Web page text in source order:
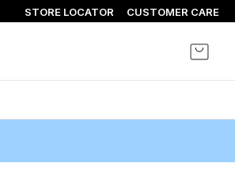
STORE LOCATOR CUSTOMER CARE